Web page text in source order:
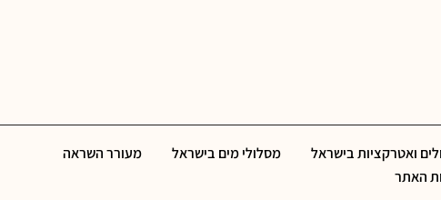
ואטרקציות בישראל מסלולי מים בישראל
מעורר השראה
האתר